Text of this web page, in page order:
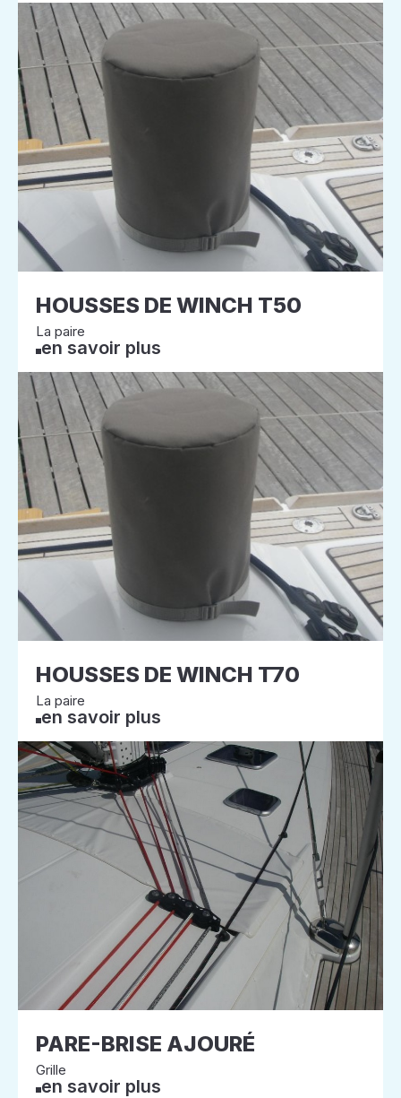
HOUSSES DE WINCH T50
La paire
en savoir plus
HOUSSES DE WINCH T70
La paire
en savoir plus
PARE-BRISE AJOURÉ
Grille
en savoir plus